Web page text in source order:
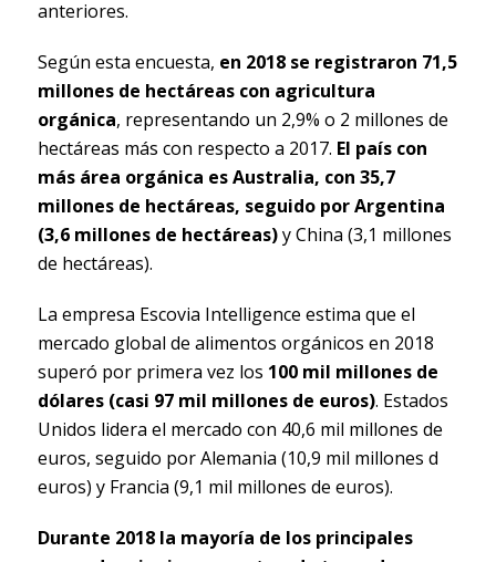
anteriores.
Según esta encuesta, en 2018 se registraron 71,5
millones de hectáreas con agricultura
orgánica, representando un 2,9% o 2 millones de
hectáreas más con respecto a 2017. El país con
más área orgánica es Australia, con 35,7
millones de hectáreas, seguido por Argentina
(3,6 millones de hectáreas)y China (3,1 millones
de hectáreas).
La empresa Escovia Intelligence estima que el
mercado global de alimentos orgánicos en 2018
superó por primera vez los 100 mil millones de
dólares (casi 97 mil millones de euros). Estados
Unidos lidera el mercado con 40,6 mil millones de
euros, seguido por Alemania (10,9 mil millones d
euros) y Francia (9,1 mil millones de euros).
Durante 2018 la mayoría de los principales